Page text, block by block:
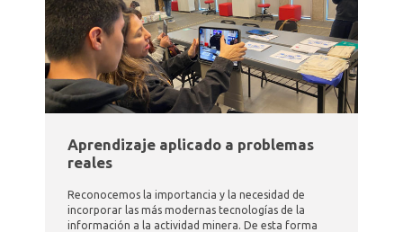
Aprendizaje aplicado a problemas
reales
Reconocemos la importancia y la necesidad de
incorporar las más modernas tecnologías de la
información a la actividad minera. De esta forma